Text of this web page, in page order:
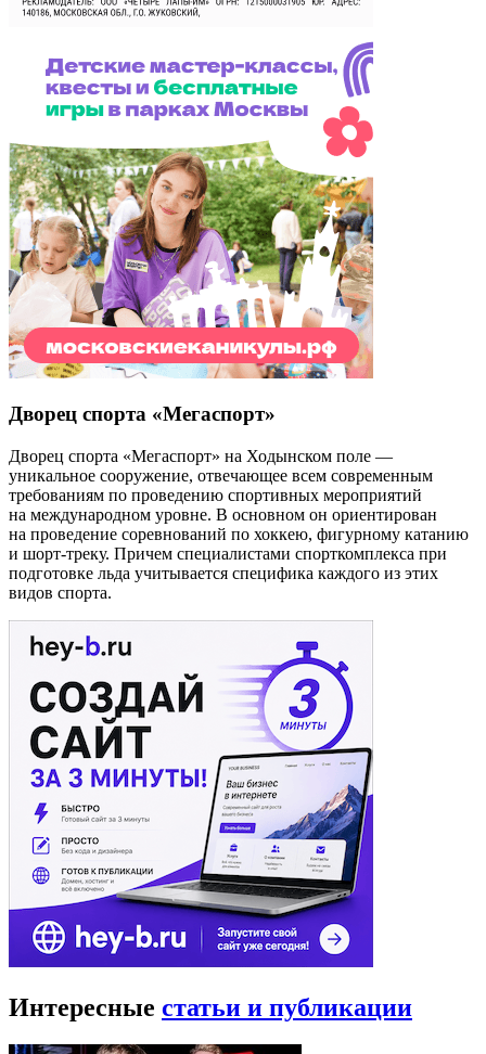
Дворец спорта «Мегаспорт»
Дворец спорта «Мегаспорт» на Ходынском поле —
уникальное сооружение, отвечающее всем современным
требованиям по проведению спортивных мероприятий
на международном уровне. В основном он ориентирован
на проведение соревнований по хоккею, фигурному катанию
и шорт-треку. Причем специалистами спорткомплекса при
подготовке льда учитывается специфика каждого из этих
видов спорта.
Интересные статьи и публикации